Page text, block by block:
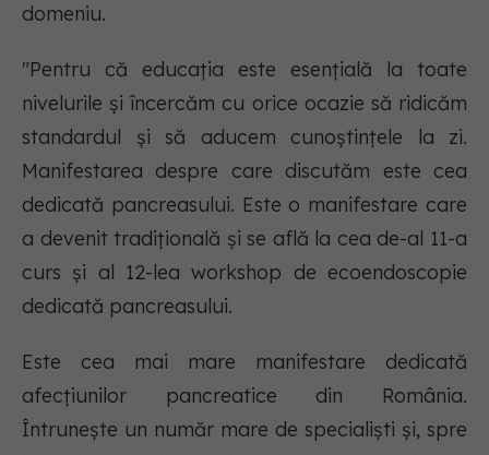
domeniu.
"Pentru că educația este esențială la toate
nivelurile și încercăm cu orice ocazie să ridicăm
standardul și să aducem cunoștințele la zi.
Manifestarea despre care discutăm este cea
dedicată pancreasului. Este o manifestare care
a devenit tradițională și se află la cea de-al 11-a
curs și al 12-lea workshop de ecoendoscopie
dedicată pancreasului.
Este cea mai mare manifestare dedicată
afecțiunilor pancreatice din România.
Întrunește un număr mare de specialiști și, spre